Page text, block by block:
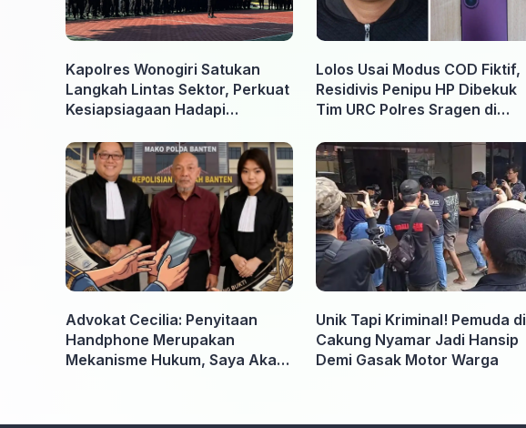
Kapolres Wonogiri Satukan
Langkah Lintas Sektor, Perkuat
Kesiapsiagaan Hadapi
Lolos Usai Modus COD Fiktif,
Residivis Penipu HP Dibekuk
Tim URC Polres Sragen di
Advokat Cecilia: Penyitaan
Handphone Merupakan
Mekanisme Hukum, Saya Akan
Unik Tapi Kriminal! Pemuda di
Cakung Nyamar Jadi Hansip
Demi Gasak Motor Warga